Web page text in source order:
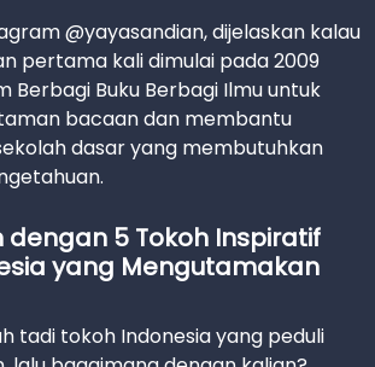
@yayasandian, dijelaskan kalau
pertama kali dimulai pada 2009
Berbagi Buku Berbagi Ilmu untuk
bacaan dan membantu
dasar yang membutuhkan
dengan 5 Tokoh Inspiratif
yang Mengutamakan
tadi tokoh Indonesia yang peduli